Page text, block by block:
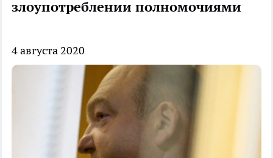
злоупотреблении полномочиями
4 августа 2020